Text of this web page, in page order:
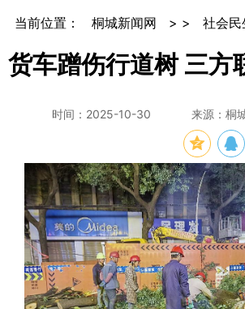
当前位置： 桐城新闻网 > > 社会民
货车蹭伤行道树 三方
时间：2025-10-30 来源：桐